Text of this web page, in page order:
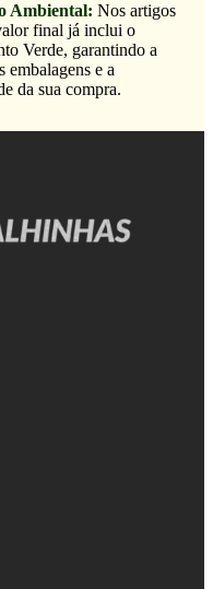
Ambiental: Nos artigos
final já inclui o
Verde, garantindo a
embalagens e a
da sua compra.